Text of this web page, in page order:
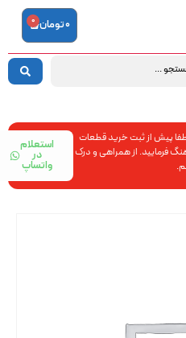
0تومان 0
پیش از ثبت خرید قطعات
فرمایید. از همراهی و درک
استعلام
در
واتساپ